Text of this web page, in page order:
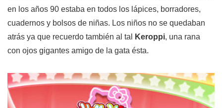
en los años 90 estaba en todos los lápices, borradores,
cuadernos y bolsos de niñas. Los niños no se quedaban
atrás ya que recuerdo también al tal
Keroppi, una rana
con ojos gigantes amigo de la gata ésta.